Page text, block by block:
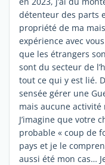
détenteur des parts
propriété de ma
expérience avec
que les étrangers
sont du secteur de
tout ce qui y est lié.
sensée gérer une
mais aucune activité
J’imagine que votre
probable « coup de
pays et je le
aussi été mon cas…